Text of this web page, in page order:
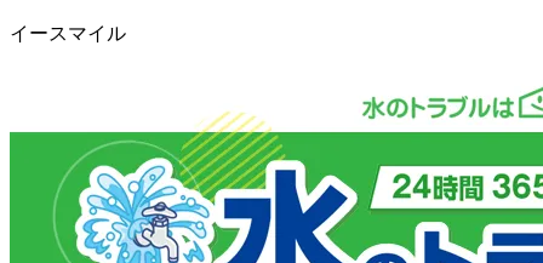
イースマイル